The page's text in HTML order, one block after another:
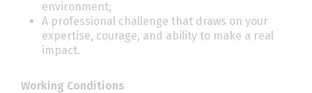
environment;
A professional challenge that draws on your
expertise, courage, and ability to make a real
impact.
Working Conditions